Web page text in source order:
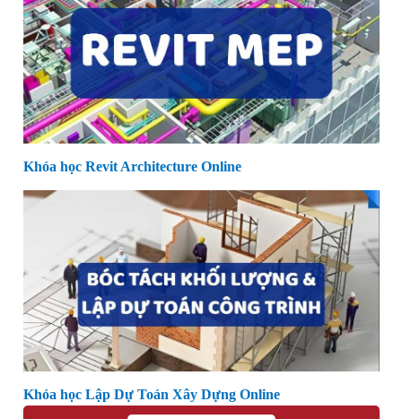
Khóa học Revit Architecture Online
Khóa học Lập Dự Toán Xây Dựng Online